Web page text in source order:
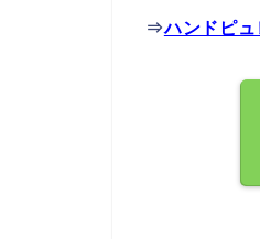
⇒ハンドピ